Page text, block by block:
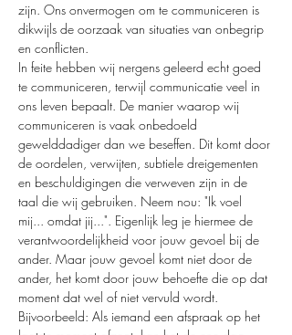
zijn. Ons onvermogen om te communiceren is
dikwijls de oorzaak van situaties van onbegrip
en conflicten.
In feite hebben wij nergens geleerd echt goed
te communiceren, terwijl communicatie veel in
ons leven bepaalt. De manier waarop wij
communiceren is vaak onbedoeld
gewelddadiger dan we beseffen. Dit komt door
de oordelen, verwijten, subtiele dreigementen
en beschuldigingen die verweven zijn in de
taal die wij gebruiken. Neem nou: "Ik voel
mij... omdat jij...". Eigenlijk leg je hiermee de
verantwoordelijkheid voor jouw gevoel bij de
ander. Maar jouw gevoel komt niet door de
ander, het komt door jouw behoefte die op dat
moment dat wel of niet vervuld wordt.
Bijvoorbeeld: Als iemand een afspraak op het